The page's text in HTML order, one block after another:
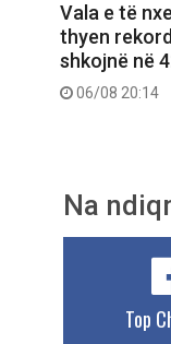
Vala e të
thyen
shkojnë në
06/08 20:14
Na
Top